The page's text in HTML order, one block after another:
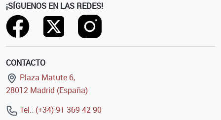
¡SÍGUENOS EN LAS REDES!
CONTACTO
Plaza Matute 6,
28012 Madrid (España)
Tel.: (+34) 91 369 42 90